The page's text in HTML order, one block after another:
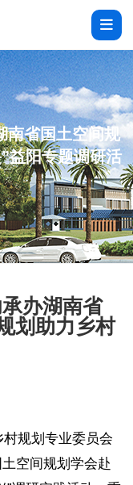
南省国土空间规
益阳专题调研活
办湖南省
划助力乡村
规划专业委员会
空间规划学会赴